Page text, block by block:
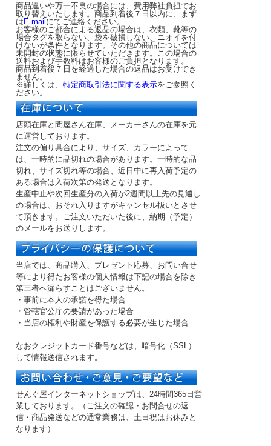
商品違いや万一不良の場合には、費用弊社負担でお
取り替えいたします。商品到着後７日以内に、まず
は E-mail にてご連絡ください。
お客様のご都合による返品の場合は、衣類、靴等の
場合タグを取らない、袋を破損しない、ニオイを付
けないが条件となります。その他の商品については
未開封の状態に限らせていただきます。この場合の
送料および手数料はお客様のご負担となります。
商品到着後７日を経過した場合の返品はお受けでき
ません。
※詳しくは、 特定商取引法に関する表示をご参照く
ださい。
店頭在庫と問屋さん在庫、メーカーさんの在庫を元
に運営しております。
注文の偏り具合により、サイズ、カラーによって
は、一時的に品切れの場合があります。一時的な品
切れ、サイズ切れ等の場合、近日中に再入荷予定の
ある場合は入荷次第の発送となります。
生産中止や次回生産分の入荷が2週間以上先の見通し
の場合は、おそれ入りますがキャンセル扱いとさせ
て頂きます。ご注文いただいた後に、納期（予定）
のメールをお送りします。
当店では、商品購入、プレゼント応募、お問い合せ
等により得たお客様の個人情報は下記の場合を除き
第三者へ漏らすことはございません。
・事前に本人の承諾を得た場合
・管轄官公庁の要請があった場合
・当店の権利や財産を保護する必要が生じた場合
なおクレジットカード番号などは、暗号化（SSL）
して情報送信されます。
せんぐ屋インターネットショップは、24時間365日営
業しております。（ご注文の確認・お問合せの返
信・商品発送などの通常業務は、土日祝はお休みと
なります）